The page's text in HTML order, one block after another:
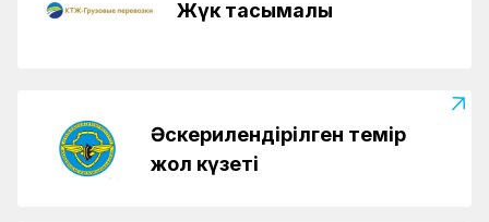
Жүк тасымалы
Әскерилендірілген темір
жол күзеті